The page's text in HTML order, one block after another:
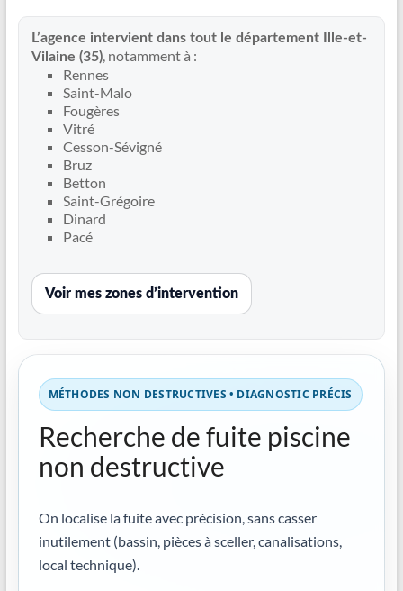
piscine
France
réparation
chemisage
canalisations
L’agence intervient dans tout le département Ille-et-
Vilaine (35), notamment à :
Rennes
Saint-Malo
Fougères
Vitré
Cesson-Sévigné
Bruz
Betton
Saint-Grégoire
Dinard
Pacé
Voir mes zones d’intervention
MÉTHODES NON DESTRUCTIVES • DIAGNOSTIC PRÉCIS
Recherche de fuite piscine
non destructive
On localise la fuite avec précision, sans casser
inutilement (bassin, pièces à sceller, canalisations,
local technique).